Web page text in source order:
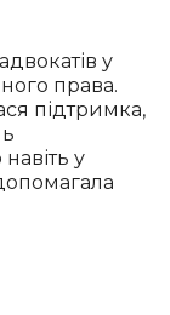
у
права.
підтримка,
у